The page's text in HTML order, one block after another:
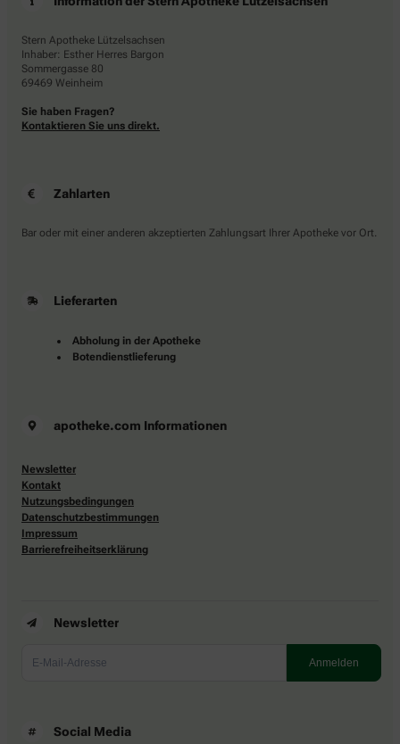
Stern Apotheke Lützelsachsen
Inhaber: Esther Herres Bargon
Sommergasse 80
69469 Weinheim
Sie haben Fragen?
Kontaktieren Sie uns direkt.
Zahlarten
Bar oder mit einer anderen akzeptierten Zahlungsart Ihrer Apotheke vor Ort.
Lieferarten
Abholung in der Apotheke
Botendienstlieferung
apotheke.com Informationen
Newsletter
Kontakt
Nutzungsbedingungen
Datenschutzbestimmungen
Impressum
Barrierefreiheitserklärung
Newsletter
Social Media